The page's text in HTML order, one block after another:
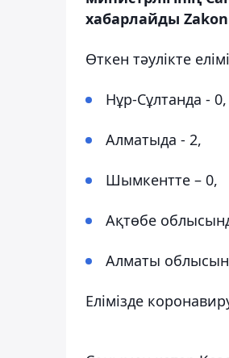
хабарлайды
Өткен тәулікте
Нұр-Сұлтанда - 0,
Алматыда - 2,
Шымкентте – 0,
Ақтөбе
Алматы
Елімізде